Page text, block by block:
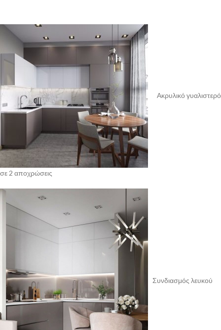
Ακρυλικό γυαλιστερό
σε 2 αποχρώσεις
Συνδιασμός λευκού